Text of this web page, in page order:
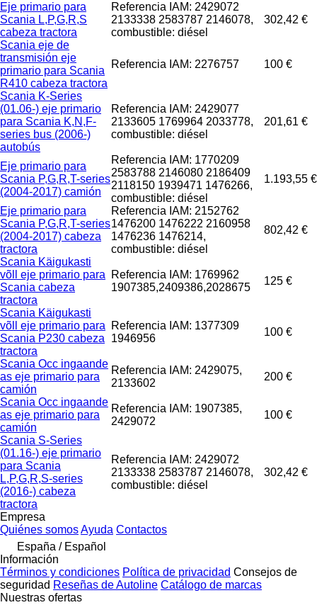
Eje primario para
Scania L,P,G,R,S
cabeza tractora
Referencia IAM: 2429072
2133338 2583787 2146078,
combustible: diésel
302,42 €
Scania eje de
transmisión eje
primario para Scania
R410 cabeza tractora
Referencia IAM: 2276757 100 €
Scania K-Series
(01.06-) eje primario
para Scania K,N,F-
series bus (2006-)
autobús
Referencia IAM: 2429077
2133605 1769964 2033778,
combustible: diésel
201,61 €
Eje primario para
Scania P,G,R,T-series
(2004-2017) camión
Referencia IAM: 1770209
2583788 2146080 2186409
2118150 1939471 1476266,
combustible: diésel
1.193,55 €
Eje primario para
Scania P,G,R,T-series
(2004-2017) cabeza
tractora
Referencia IAM: 2152762
1476200 1476222 2160958
1476236 1476214,
combustible: diésel
802,42 €
Scania Käigukasti
võll eje primario para
Scania cabeza
tractora
Referencia IAM: 1769962
1907385,2409386,2028675
125 €
Scania Käigukasti
võll eje primario para
Scania P230 cabeza
tractora
Referencia IAM: 1377309
1946956
100 €
Scania Occ ingaande
as eje primario para
camión
Referencia IAM: 2429075,
2133602
200 €
Scania Occ ingaande
as eje primario para
camión
Referencia IAM: 1907385,
2429072
100 €
Scania S-Series
(01.16-) eje primario
para Scania
L,P,G,R,S-series
(2016-) cabeza
tractora
Referencia IAM: 2429072
2133338 2583787 2146078,
combustible: diésel
302,42 €
Empresa
Quiénes somosAyuda Contactos
España / Español
Información
Términos y condiciones Política de privacidad Consejos de
seguridad Reseñas de Autoline Catálogo de marcas
Nuestras ofertas